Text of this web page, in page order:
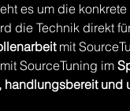
es um die konkrete
die Technik direkt
mit
SourceTuning im
handlungsbereit und